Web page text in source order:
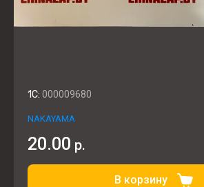
1C: 000009680
NAKAYAMA
20.00 р.
В корзину